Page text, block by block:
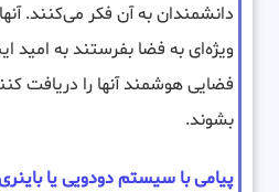
دانشمندان به آن فکر می‌کنند.
ویژه‌ای به فضا بفرستند به امید
فضایی هوشمند آنها را دریافت
بشوند.
پیامی با سیستم دودویی یا